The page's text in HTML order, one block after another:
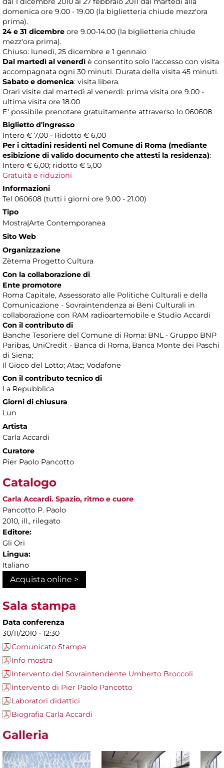
domenica ore 9.00 - 19.00 (la biglietteria chiude mezz'ora
prima).
24 e 31 dicembre ore 9.00-14.00 (la biglietteria chiude
mezz'ora prima).
Chiuso: lunedì, 25 dicembre e 1 gennaio
Dal martedì al venerdì è consentito solo l'accesso con visita
accompagnata ogni 30 minuti. Durata della visita 45 minuti.
Sabato e domenica: visita libera.
Orari visite dal martedì al venerdì: prima visita ore 9.00 -
ultima visita ore 18.00
E' possibile prenotare gratuitamente attraverso lo 060608
Biglietto d'ingresso
Intero € 7,00 - Ridotto € 6,00
Per i cittadini residenti nel Comune di Roma (mediante
esibizione di valido documento che attesti la residenza):
Intero € 6,00; ridotto € 5,00
Gratuità e riduzioni
Informazioni
Tel 060608 (tutti i giorni ore 9.00 - 21.00)
Tipo
Mostra|Arte Contemporanea
Sito Web
Organizzazione
Zètema Progetto Cultura
Con la collaborazione di
Ente promotore
Roma Capitale, Assessorato alle Politiche Culturali e della
Comunicazione - Sovraintendenza ai Beni Culturali in
collaborazione con RAM radioartemobile e Studio Accardi
Con il contributo di
Banche Tesoriere del Comune di Roma: BNL - Gruppo BNP
Paribas, UniCredit - Banca di Roma, Banca Monte dei Paschi
di Siena;
Il Gioco del Lotto; Atac; Vodafone
Con il contributo tecnico di
La Repubblica
Giorni di chiusura
Lun
Artista
Carla Accardi
Curatore
Pier Paolo Pancotto
Catalogo
Carla Accardi. Spazio, ritmo e cuore
Pancotto P. Paolo
2010, ill., rilegato
Editore:
Gli Ori
Lingua:
Italiano
Acquista online >
Sala stampa
Data conferenza
30/11/2010 - 12:30
Comunicato Stampa
Info mostra
Intervento del Sovraintendente Umberto Broccoli
Intervento di Pier Paolo Pancotto
Laboratori didattici
Biografia Carla Accardi
Galleria